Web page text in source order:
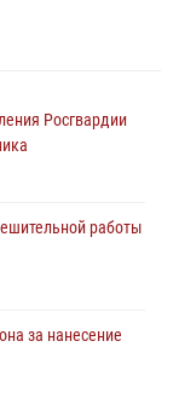
Росгвардии
работы
за нанесение